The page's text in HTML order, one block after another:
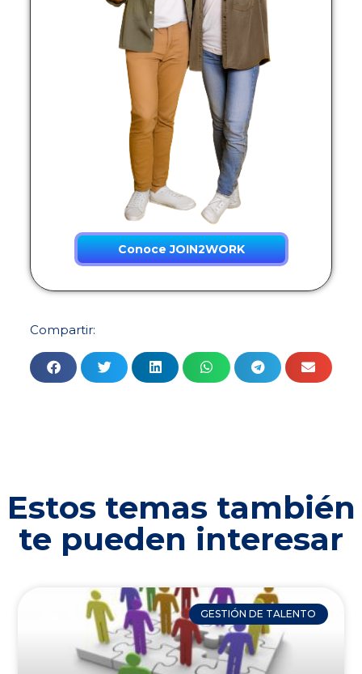
Conoce JOIN2WORK
Compartir:
Estos temas también
te pueden interesar
GESTIÓN DE TALENTO